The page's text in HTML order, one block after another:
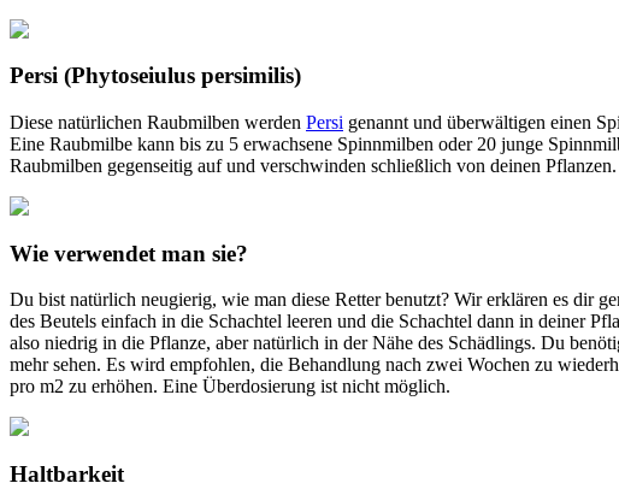
Persi (Phytoseiulus persimilis)
Diese natürlichen Raubmilben werden Persi genannt und überwältigen einen
Eine Raubmilbe kann bis zu 5 erwachsene Spinnmilben oder 20 junge
Raubmilben gegenseitig auf und verschwinden schließlich von deinen
Wie verwendet man sie?
Du bist natürlich neugierig, wie man diese Retter benutzt? Wir erklären es dir
des Beutels einfach in die Schachtel leeren und die Schachtel dann in deiner
also niedrig in die Pflanze, aber natürlich in der Nähe des Schädlings. Du
mehr sehen. Es wird empfohlen, die Behandlung nach zwei Wochen zu
pro m2 zu erhöhen. Eine Überdosierung ist nicht möglich.
Haltbarkeit